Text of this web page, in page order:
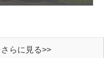
らに見る>>